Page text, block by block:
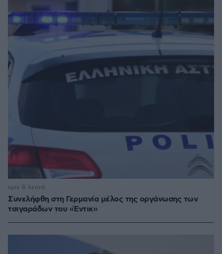
Συνελήφθη στη Γερμανία μέλος της οργάνωσης των
τσιγαράδων του «Έντικ»
πριν 8 λεπτά